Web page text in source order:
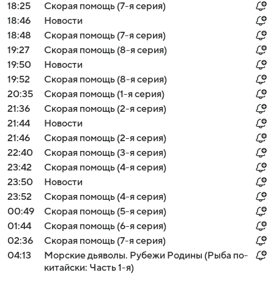
18:25
Скорая помощь (7-я серия)
18:46
Новости
18:48
Скорая помощь (7-я серия)
19:27
Скорая помощь (8-я серия)
19:50
Новости
19:52
Скорая помощь (8-я серия)
20:35
Скорая помощь (1-я серия)
21:36
Скорая помощь (2-я серия)
21:44
Новости
21:46
Скорая помощь (2-я серия)
22:40
Скорая помощь (3-я серия)
23:42
Скорая помощь (4-я серия)
23:50
Новости
23:52
Скорая помощь (4-я серия)
00:49
Скорая помощь (5-я серия)
01:44
Скорая помощь (6-я серия)
02:36
Скорая помощь (7-я серия)
04:13
Морские дьяволы. Рубежи Родины (Рыба по-
китайски: Часть 1-я)